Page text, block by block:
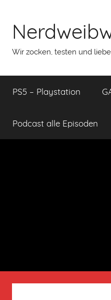
Wir zocken, testen und
PS5 – Playstation
Podcast alle Episoden